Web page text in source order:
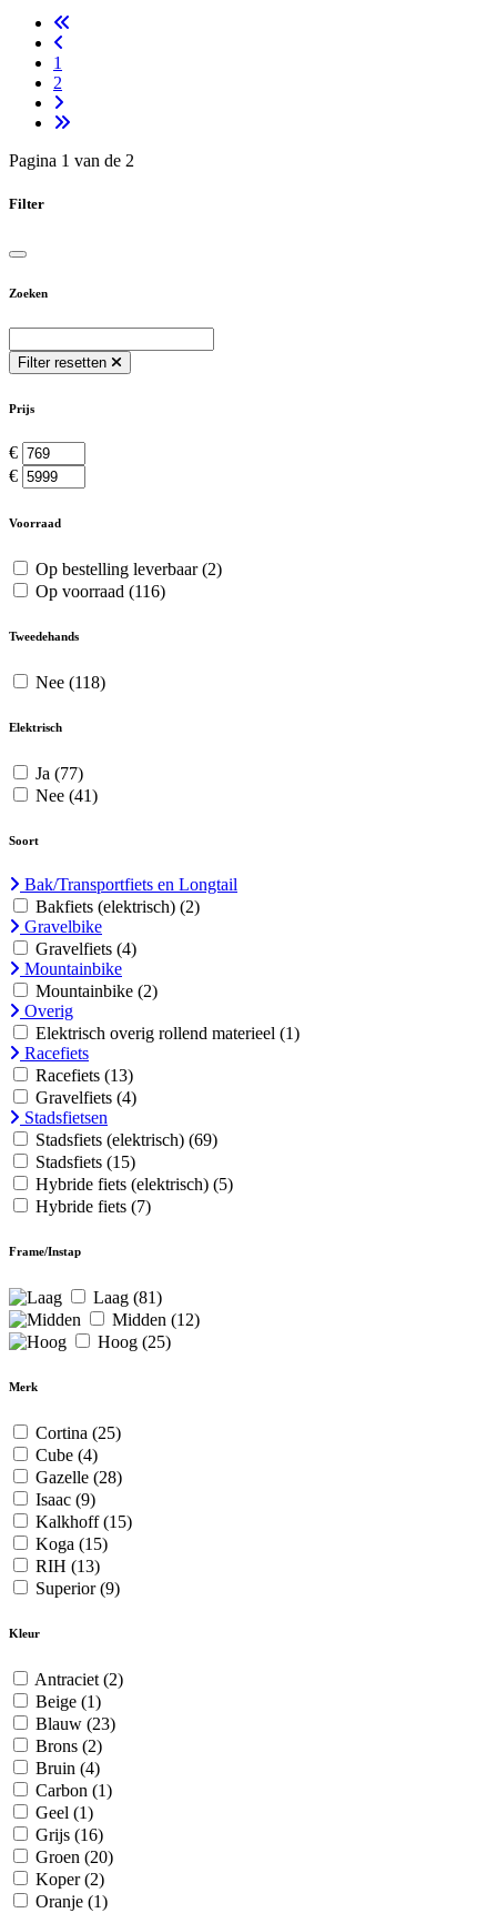
1
2
Pagina 1 van de 2
Filter
Zoeken
Filter resetten
Prijs
€
€
Voorraad
Op bestelling leverbaar(2)
Op voorraad (116)
Tweedehands
Nee (118)
Elektrisch
Ja (77)
Nee (41)
Soort
Bak/Transportfiets en Longtail
Bakfiets (elektrisch) (2)
Gravelbike
Gravelfiets (4)
Mountainbike
Mountainbike (2)
Overig
Elektrisch overig rollend materieel (1)
Racefiets
Racefiets (13)
Gravelfiets (4)
Stadsfietsen
Stadsfiets (elektrisch) (69)
Stadsfiets (15)
Hybride fiets (elektrisch) (5)
Hybride fiets (7)
Frame/Instap
Laag (81)
Midden (12)
Hoog (25)
Merk
Cortina (25)
Cube (4)
Gazelle (28)
Isaac (9)
Kalkhoff(15)
Koga (15)
RIH (13)
Superior(9)
Kleur
Antraciet (2)
Beige (1)
Blauw (23)
Brons (2)
Bruin (4)
Carbon (1)
Geel (1)
Grijs (16)
Groen (20)
Koper(2)
Oranje (1)